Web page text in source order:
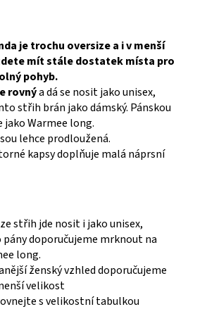
je trochu oversize a i v menší
mít stále dostatek místa pro
pohyb.
rovnýa dá se nosit jako unisex,
střih brán jako dámský. Pánskou
jako Warmee long.
lehce prodloužená.
kapsy doplňuje malá náprsní
střih jde nosit i jako unisex,
pány doporučujeme mrknout na
long.
ženský vzhled doporučujeme
velikost
s velikostní tabulkou